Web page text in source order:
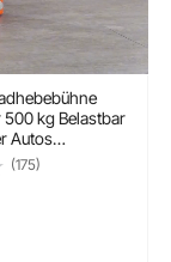
kg Belastbar
Autos
mm
in
(175)